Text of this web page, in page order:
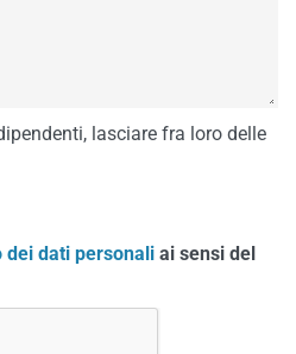
lasciare fra loro delle
dei dati personali ai sensi del